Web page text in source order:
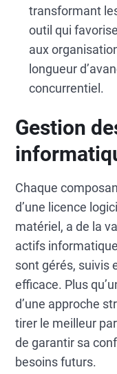
transformant
outil qui
aux
longueur
concurrentiel.
Gestion
Chaque
d’une licence
matériel, a de la
actifs
sont gérés, suivis
efficace. Plus
d’une approche
tirer le meilleur
de garantir sa
besoins futurs.